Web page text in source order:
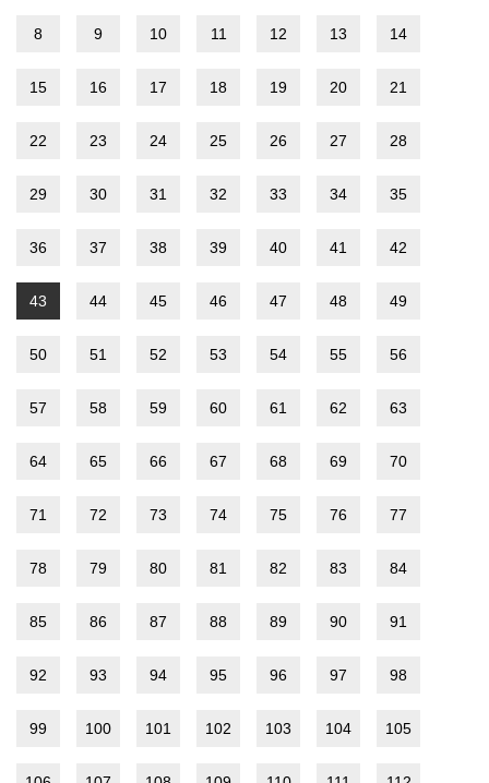
8 9 10 11 12 13 14
15 16 17 18 19 20 21
22 23 24 25 26 27 28
29 30 31 32 33 34 35
36 37 38 39 40 41 42
43 44 45 46 47 48 49
50 51 52 53 54 55 56
57 58 59 60 61 62 63
64 65 66 67 68 69 70
71 72 73 74 75 76 77
78 79 80 81 82 83 84
85 86 87 88 89 90 91
92 93 94 95 96 97 98
99 100 101 102 103 104 105